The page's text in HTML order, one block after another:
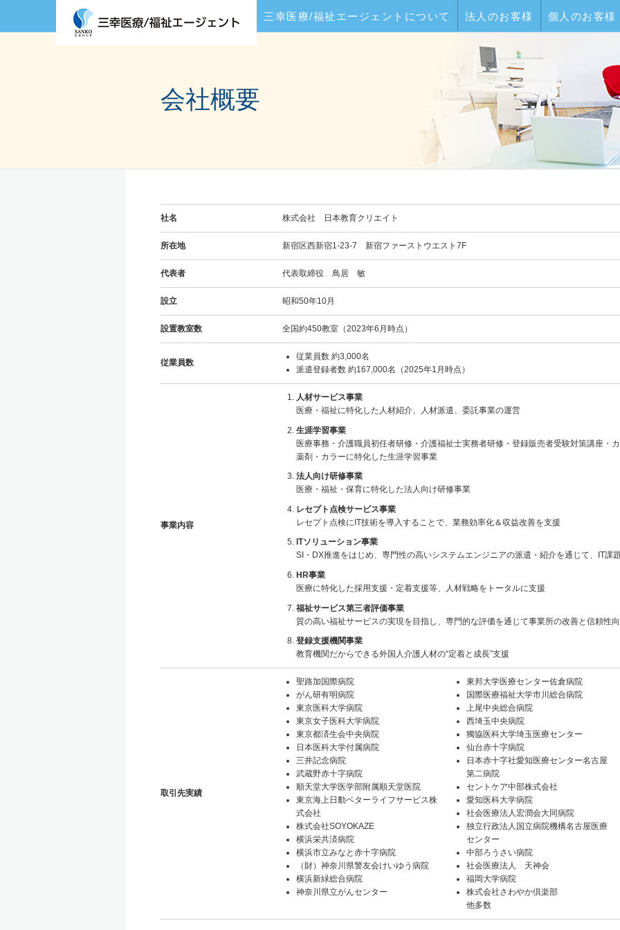
三幸医療/福祉エージェントについて 法人のお客様 個人のお客様
会社概要
社名 株式会社 日本教育クリエイト
所在地 新宿区西新宿1-23-7 新宿ファーストウエスト7F
代表者 代表取締役 鳥居 敏
設立 昭和50年10月
設置教室数 全国約450教室（2023年6月時点）
従業員数
従業員数 約3,000名
派遣登録者数 約167,000名（2025年1月時点）
事業内容
人材サービス事業
医療・福祉に特化した人材紹介、人材派遣、委託事業の運営
生涯学習事業
医療事務・介護職員初任者研修・介護福祉士実務者研修・登録販売者受験対策講座・
薬剤・カラーに特化した生涯学習事業
法人向け研修事業
医療・福祉・保育に特化した法人向け研修事業
レセプト点検サービス事業
レセプト点検にIT技術を導入することで、業務効率化＆収益改善を支援
ITソリューション事業
SI・DX推進をはじめ、専門性の高いシステムエンジニアの派遣・紹介を通じて、IT課
HR事業
医療に特化した採用支援・定着支援等、人材戦略をトータルに支援
福祉サービス第三者評価事業
質の高い福祉サービスの実現を目指し、専門的な評価を通じて事業所の改善と信頼性
登録支援機関事業
教育機関だからできる外国人介護人材の“定着と成長”支援
取引先実績
聖路加国際病院
がん研有明病院
東京医科大学病院
東京女子医科大学病院
東京都済生会中央病院
日本医科大学付属病院
三井記念病院
武蔵野赤十字病院
順天堂大学医学部附属順天堂医院
東京海上日動ベターライフサービス株
式会社
株式会社SOYOKAZE
横浜栄共済病院
横浜市立みなと赤十字病院
（財）神奈川県警友会けいゆう病院
横浜新緑総合病院
神奈川県立がんセンター
東邦大学医療センター佐倉病院
国際医療福祉大学市川総合病院
上尾中央総合病院
西埼玉中央病院
獨協医科大学埼玉医療センター
仙台赤十字病院
日本赤十字社愛知医療センター名古屋
第二病院
セントケア中部株式会社
愛知医科大学病院
社会医療法人宏潤会大同病院
独立行政法人国立病院機構名古屋医療
センター
中部ろうさい病院
社会医療法人 天神会
福岡大学病院
株式会社さわやか倶楽部
他多数